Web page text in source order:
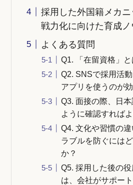
採用した外国籍メカ
戦力化に向けた育成ノ
よくある質問
Q1. 「在留資格」
Q2. SNSで採用活
アプリを使うのが
Q3. 面接の際、日
ように確認すれば
Q4. 文化や習慣の
ラブルを防ぐには
か？
Q5. 採用した後の
は、会社がサポー